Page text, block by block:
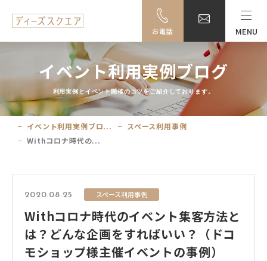
料金・ご利用案内
設備一覧
事例紹介
アクセス
大阪駅前ビル地下駐車場のご案内
お電話 MENU
イベント利用実例ブログ
利用実例とイベント開催のコツをご紹介しております。
イベント利用実例ブロ...
スペース利用事例
Withコロナ時代の...
2020.08.25 スペース利用事例
Withコロナ時代のイベント集客方法と
は？どんな企画をすればいい？（ドコ
モショップ様主催イベントの事例）